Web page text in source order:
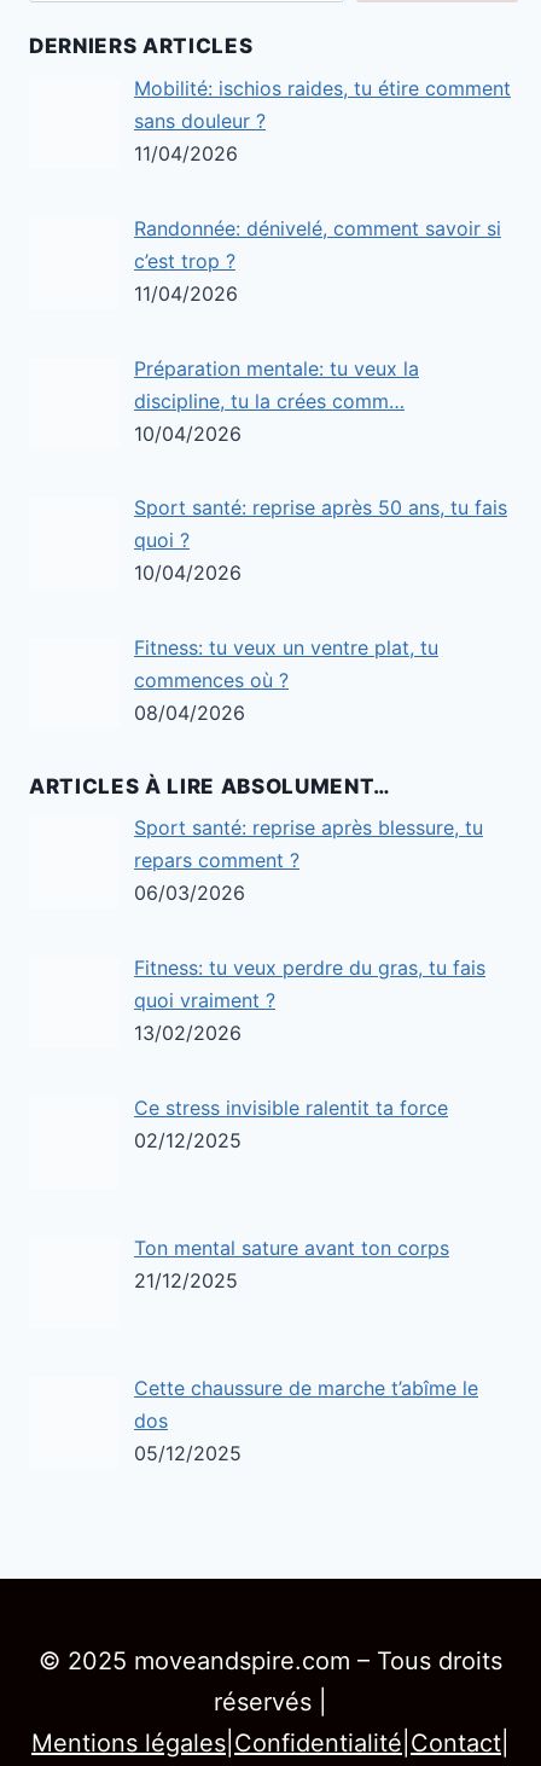
DERNIERS ARTICLES
Mobilité: ischios raides, tu étire comment
sans douleur ?
11/04/2026
Randonnée: dénivelé, comment savoir si
c’est trop ?
11/04/2026
Préparation mentale: tu veux la
discipline, tu la crées comm…
10/04/2026
Sport santé: reprise après 50 ans, tu fais
quoi ?
10/04/2026
Fitness: tu veux un ventre plat, tu
commences où ?
08/04/2026
ARTICLES À LIRE ABSOLUMENT…
Sport santé: reprise après blessure, tu
repars comment ?
06/03/2026
Fitness: tu veux perdre du gras, tu fais
quoi vraiment ?
13/02/2026
Ce stress invisible ralentit ta force
02/12/2025
Ton mental sature avant ton corps
21/12/2025
Cette chaussure de marche t’abîme le
dos
05/12/2025
© 2025 moveandspire.com – Tous droits
réservés |
Mentions légales Confidentialité Contact